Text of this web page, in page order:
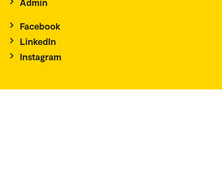
Admin
Facebook
LinkedIn
Instagram